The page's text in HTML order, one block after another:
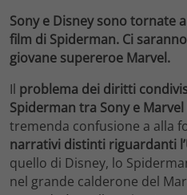
Sony e Disney sono tornate
film di Spiderman. Ci
giovane supereroe Marvel.
Il problema dei diritti
Spiderman tra Sony e Marvel
tremenda confusione a alla
narrativi distinti riguardanti
quello di Disney, lo
nel grande calderone del